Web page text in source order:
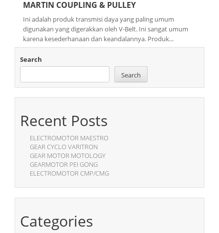
MARTIN COUPLING & PULLEY
Ini adalah produk transmisi daya yang paling umum
digunakan yang digerakkan oleh V-Belt. Ini sangat umum
karena kesederhanaan dan keandalannya. Produk...
Search
Search
Recent Posts
ELECTROMOTOR MAESTRO
GEAR CYCLO VARITRON
GEAR MOTOR MOTOLOGY
GEARMOTOR PEI GONG
ELECTROMOTOR CMP/CMG
Categories